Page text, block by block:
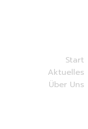
Start
Aktuelles
Über Uns